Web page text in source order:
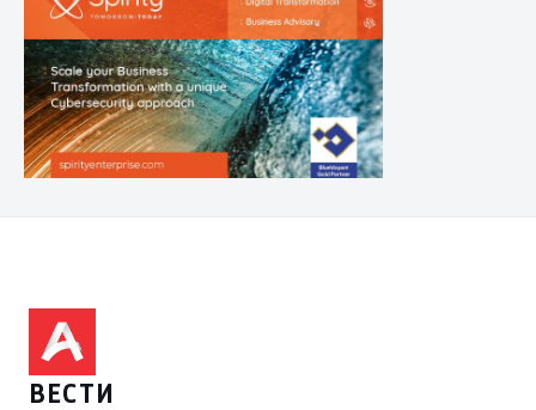
ВЕСТИ